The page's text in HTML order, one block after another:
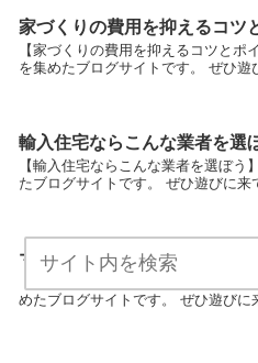
家づくりの費用を抑えるコツ
【家づくりの費用を抑えるコツと
を集めたブログサイトです。 ぜひ遊
輸入住宅ならこんな業者を選
【輸入住宅ならこんな業者を選ぼう
たブログサイトです。 ぜひ遊びに来
マイホームを建てるなら、お
【マイホームを建てるなら、お得情
めたブログサイトです。 ぜひ遊びに